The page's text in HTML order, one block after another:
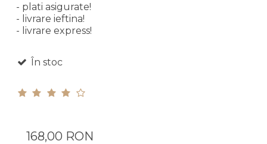
- plati asigurate!
- livrare ieftina!
- livrare express!
În stoc
168,00 RON